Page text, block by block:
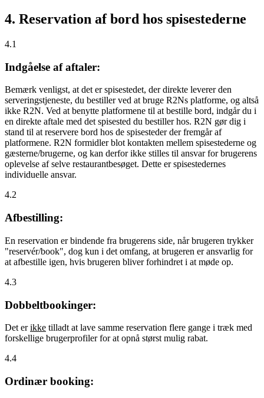
4. Reservation af bord hos spisestederne
4.1
Indgåelse af aftaler:
Bemærk venligst, at det er spisestedet, der direkte leverer den
serveringstjeneste, du bestiller ved at bruge R2Ns platforme, og altså
ikke R2N. Ved at benytte platformene til at bestille bord, indgår du i
en direkte aftale med det spisested du bestiller hos. R2N gør dig i
stand til at reservere bord hos de spisesteder der fremgår af
platformene. R2N formidler blot kontakten mellem spisestederne og
gæsterne/brugerne, og kan derfor ikke stilles til ansvar for brugerens
oplevelse af selve restaurantbesøget. Dette er spisestedernes
individuelle ansvar.
4.2
Afbestilling:
En reservation er bindende fra brugerens side, når brugeren trykker
"reservér/book", dog kun i det omfang, at brugeren er ansvarlig for
at afbestille igen, hvis brugeren bliver forhindret i at møde op.
4.3
Dobbeltbookinger:
Det erikke tilladt at lave samme reservation flere gange i træk med
forskellige brugerprofiler for at opnå størst mulig rabat.
4.4
Ordinær booking: